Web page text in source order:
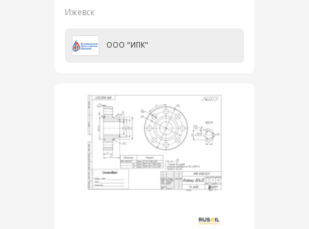
Ижевск
ООО "ИПК"